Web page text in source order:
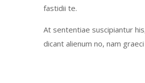
fastidii te.
At sententiae suscipiantur
dicant alienum no, nam